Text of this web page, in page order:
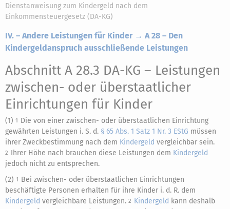
Dienstanweisung zum Kindergeld nach dem
Einkommensteuergesetz (DA-KG)
IV. – Andere Leistungen für Kinder → A 28 – Den
Kindergeldanspruch ausschließende Leistungen
Abschnitt A 28.3 DA-KG – Leistungen
zwischen- oder überstaatlicher
Einrichtungen für Kinder
(1) 1 Die von einer zwischen- oder überstaatlichen Einrichtung
gewährten Leistungen i. S. d. § 65 Abs. 1 Satz 1 Nr. 3 EStG müssen
ihrer Zweckbestimmung nach dem Kindergeld vergleichbar sein.
2 Ihrer Höhe nach brauchen diese Leistungen dem Kindergeld
jedoch nicht zu entsprechen.
(2) 1 Bei zwischen- oder überstaatlichen Einrichtungen
beschäftigte Personen erhalten für ihre Kinder i. d. R. dem
Kindergeld vergleichbare Leistungen. 2 Kindergeld kann deshalb